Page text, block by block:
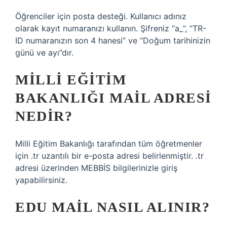
Öğrenciler için posta desteği. Kullanıcı adınız
olarak kayıt numaranızı kullanın. Şifreniz “a_”, “TR-
ID numaranızın son 4 hanesi” ve “Doğum tarihinizin
günü ve ayı”dır.
MILLI EĞITIM
BAKANLIĞI MAIL ADRESI
NEDIR?
Milli Eğitim Bakanlığı tarafından tüm öğretmenler
için .tr uzantılı bir e-posta adresi belirlenmiştir. .tr
adresi üzerinden MEBBİS bilgilerinizle giriş
yapabilirsiniz.
EDU MAIL NASIL ALINIR?